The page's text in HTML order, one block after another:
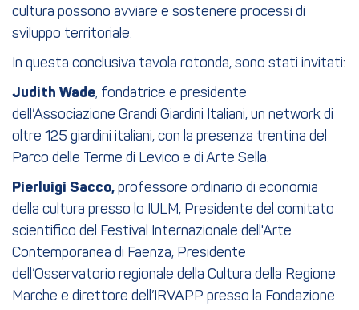
cultura possono avviare e sostenere processi di
sviluppo territoriale.
In questa conclusiva tavola rotonda, sono stati invitati:
Judith Wade, fondatrice e presidente
dell’Associazione Grandi Giardini Italiani, un network di
oltre 125 giardini italiani, con la presenza trentina del
Parco delle Terme di Levico e di Arte Sella.
Pierluigi Sacco, professore ordinario di economia
della cultura presso lo IULM, Presidente del comitato
scientifico del Festival Internazionale dell'Arte
Contemporanea di Faenza, Presidente
dell’Osservatorio regionale della Cultura della Regione
Marche e direttore dell’IRVAPP presso la Fondazione